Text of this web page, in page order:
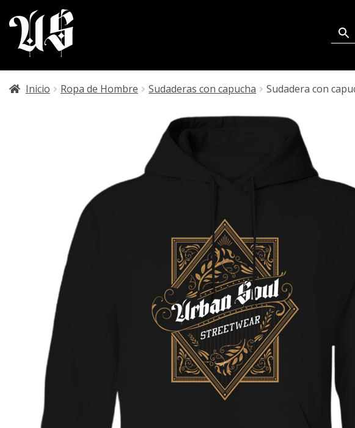
Inicio Ropa de Hombre Sudaderas con capucha Sudadera con